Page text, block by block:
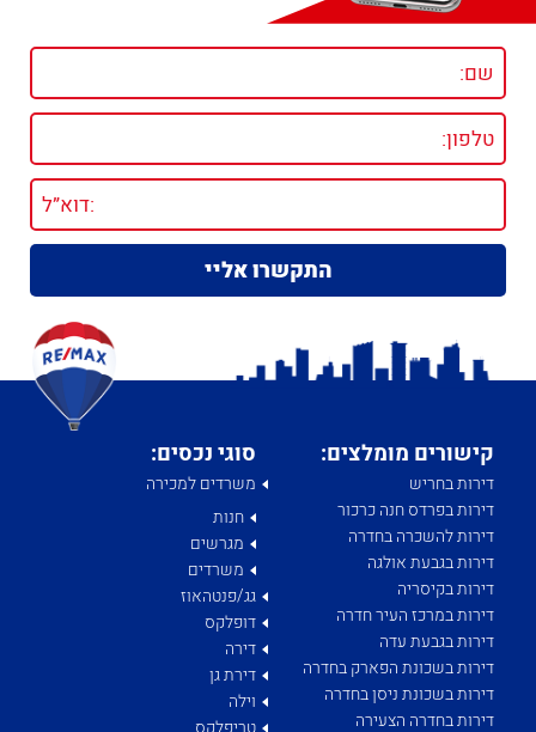
קישורים מומלצים:
דירות בחריש
דירות בפרדס חנה כרכור
דירות להשכרה בחדרה
דירות בגבעת אולגה
דירות בקיסריה
דירות במרכז העיר חדרה
דירות בגבעת עדה
דירות בשכונת הפארק בחדרה
דירות בשכונת ניסן בחדרה
דירות בחדרה הצעירה
סוגי נכסים:
משרדים למכירה
חנות
מגרשים
משרדים
גג/פנטהאוז
דופלקס
דירה
דירת גן
וילה